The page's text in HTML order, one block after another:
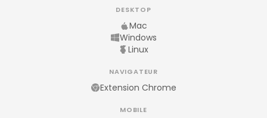
DESKTOP
Mac
Windows
Linux
NAVIGATEUR
Extension Chrome
MOBILE